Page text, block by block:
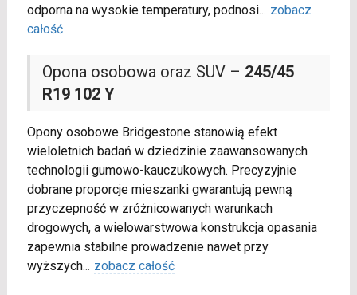
odporna na wysokie temperatury, podnosi... zobacz
całość
Opona osobowa oraz SUV – 245/45
R19 102 Y
Opony osobowe Bridgestone stanowią efekt
wieloletnich badań w dziedzinie zaawansowanych
technologii gumowo-kauczukowych. Precyzyjnie
dobrane proporcje mieszanki gwarantują pewną
przyczepność w zróżnicowanych warunkach
drogowych, a wielowarstwowa konstrukcja opasania
zapewnia stabilne prowadzenie nawet przy
wyższych... zobacz całość